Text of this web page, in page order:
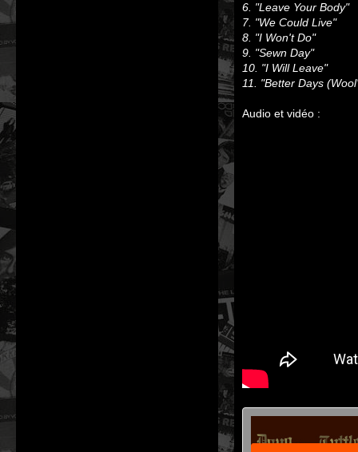
6. "Leave Your Body"
7. "We Could Live"
8. "I Won't Do"
9. "Sewn Day"
10. "I Will Leave"
11. "Better Days
Audio et vidéo :